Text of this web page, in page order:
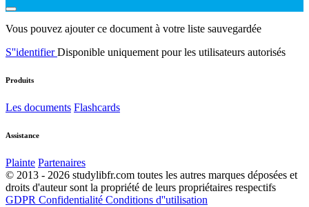
Vous pouvez ajouter ce document à votre liste sauvegardée
S''identifierDisponible uniquement pour les utilisateurs autorisés
Produits
Les documents Flashcards
Assistance
Plainte Partenaires
© 2013 - 2026 studylibfr.com toutes les autres marques déposées et
droits d'auteur sont la propriété de leurs propriétaires respectifs
GDPR Confidentialité Conditions d''utilisation